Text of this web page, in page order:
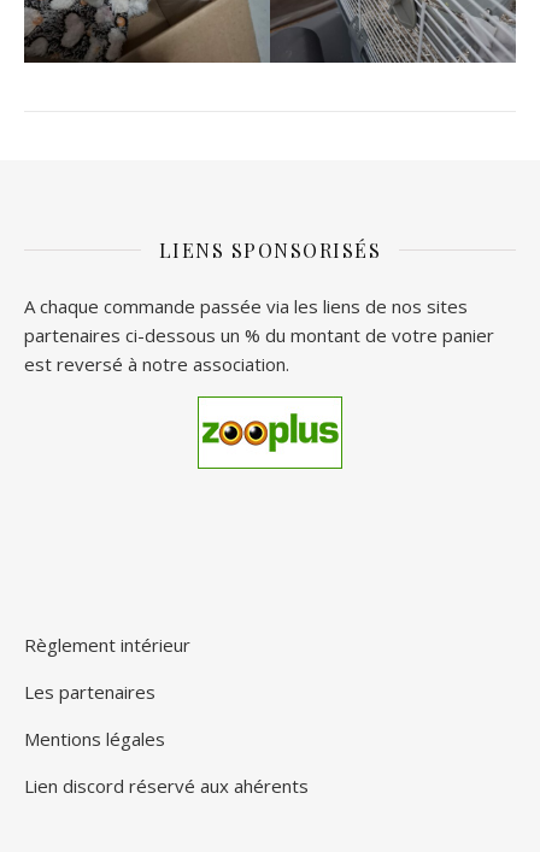
LIENS SPONSORISÉS
A chaque commande passée via les liens de nos sites
partenaires ci-dessous un % du montant de votre panier
est reversé à notre association.
Règlement intérieur
Les partenaires
Mentions légales
Lien discord réservé aux ahérents